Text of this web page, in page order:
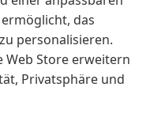
das
personalisieren.
Web Store erweitern
Privatsphäre und